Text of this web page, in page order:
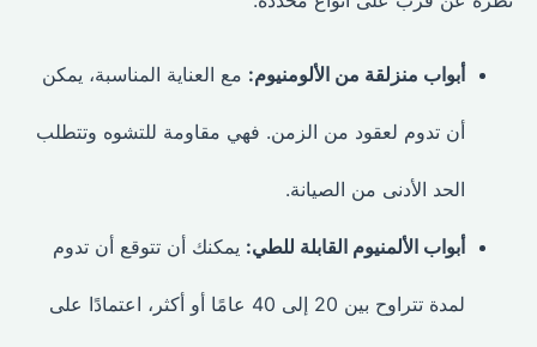
أبواب منزلقة من الألومنيوم:مع العناية المناسبة، يمكن
أن تدوم لعقود من الزمن. فهي مقاومة للتشوه وتتطلب
الحد الأدنى من الصيانة.
أبواب الألمنيوم القابلة للطي: يمكنك أن تتوقع أن تدوم
لمدة تتراوح بين 20 إلى 40 عامًا أو أكثر، اعتمادًا على